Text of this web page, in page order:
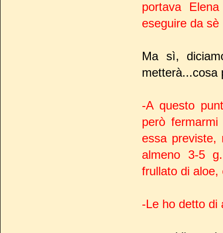
portava
eseguire da
Ma sì,
metterà...cosa
-A questo
però
essa previste,
almeno 3-5
frullato di aloe,
-Le ho detto di